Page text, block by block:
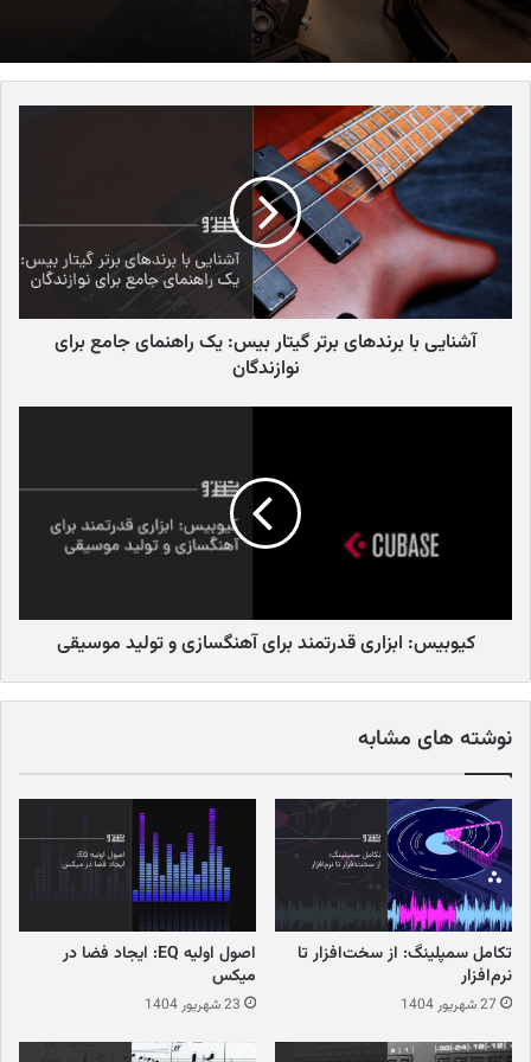
محبوب هستند؟
تنوع موسیقیایی:در فستیوال‌های موسیقی، طیف گسترده‌ای از
و حتی موسیقی سنتی اجرا می‌شود. هر فرد با هر سلیقه‌ای می‌تواند
موسیقی مورد علاقه خود را در این رویدادها پیدا کند.
جو صمیمی و دوستانه:فستیوال‌های موسیقی فضایی صمیمی و
دوستانه دارند که در آن افراد با علایق مشترک گرد هم می‌آیند و از
بودن در کنار هم لذت می‌برند.
تجربه فرهنگی: بسیاری از فستیوال‌های موسیقی، علاوه بر
موسیقی، نمایشگاه‌های هنری، غذاهای محلی و فعالیت‌های
فرهنگی دیگری را نیز ارائه می‌دهند که به شرکت‌کنندگان امکان
می‌دهد تا با فرهنگ‌های مختلف آشنا شوند.
برخی از بزرگ‌ترین فستیوال‌های موسیقی
Insomniac events, Hard Summer..
دونائینزل‌فست ( Donauinselfest
):این فستیوال که در وین برگزار
آشنایی با برندهای برتر گیتار بیس: یک راهنمای جامع برای
نوازندگان
کیوبیس: ابزاری قدرتمند برای آهنگسازی و تولید موسیقی
نوشته های مشابه
تکامل سمپلینگ: از سخت‌افزار تا
نرم‌افزار
27 شهریور 1404
اصول اولیه EQ: ایجاد فضا در
میکس
23 شهریور 1404